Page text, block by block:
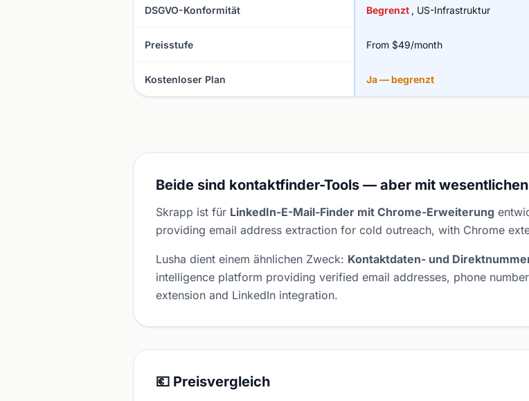
DSGVO-Konformität Begrenzt , US-Infrastruktur
Preisstufe From $49/month
Kostenloser Plan Ja — begrenzt
Beide sind kontaktfinder-Tools — aber mit
Skrapp ist für LinkedIn-E-Mail-Finder mit Chrome-Erweiterung
providing email address extraction for cold outreach, with Chrome
Lusha dient einem ähnlichen Zweck: Kontaktdaten- und
intelligence platform providing verified email addresses, phone
extension and LinkedIn integration.
💶 Preisvergleich